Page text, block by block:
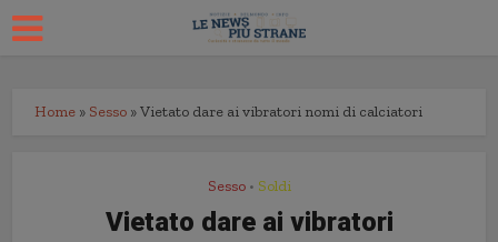
Home » Sesso »Vietato dare ai vibratori nomi di calciatori
Sesso • Soldi
Vietato dare ai vibratori